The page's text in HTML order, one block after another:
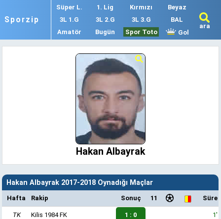
Sporzip
Süper L. 1. Lig Kırmızı
Beyaz
3L 1.G
3L 2.G 3L 3.G
BAL
Amatör
Bugün Spor Toto Gol
ara
Hakan Albayrak
Hakan Albayrak 2017-2018 Oynadığı Maçlar
Hafta Rakip Sonuç 11 Süre
TK Kilis 1984 FK 1 : 0 1'